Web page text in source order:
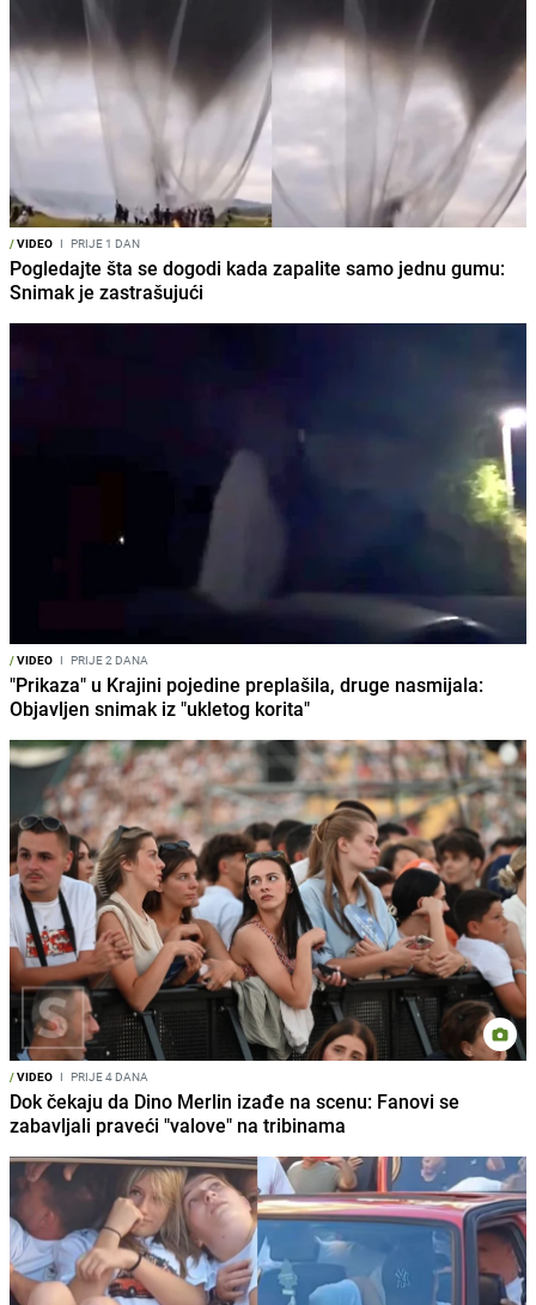
/VIDEO I PRIJE 1 DAN
Pogledajte šta se dogodi kada zapalite samo jednu gumu:
Snimak je zastrašujući
/VIDEO I PRIJE 2 DANA
"Prikaza" u Krajini pojedine preplašila, druge nasmijala:
Objavljen snimak iz "ukletog korita"
/VIDEO I PRIJE 4 DANA
Dok čekaju da Dino Merlin izađe na scenu: Fanovi se
zabavljali praveći "valove" na tribinama